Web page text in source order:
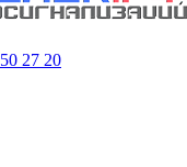
27 20